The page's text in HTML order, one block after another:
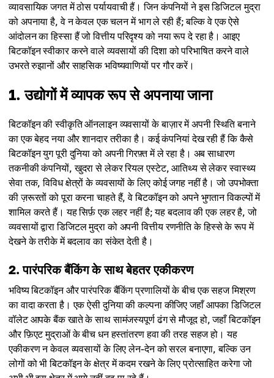
व्यावसायिक जगत में ठोस पर्यायवाची हैं। जिन कंपनियों ने इस डिजिटल मुद्रा
को अपनाया है, वे न केवल एक चलन में भाग ले रही हैं; बल्कि वे एक ऐसे
आंदोलन का हिस्सा हैं जो वित्तीय परिदृश्य को नया रूप दे रहा है। आइए
बिटकॉइन स्वीकार करने वाले व्यवसायों की दिशा को परिभाषित करने वाले
उभरते रुझानों और साहसिक भविष्यवाणियों पर गौर करें।
1. उद्योगों में व्यापक रूप से अपनाया जाना
बिटकॉइन की स्वीकृति ऑनलाइन व्यवसायों के बाज़ार में अपनी स्थिति बनाने
का एक बेहद नया और शानदार तरीका है। कई कंपनियां देख रही हैं कि कैसे
बिटकॉइन युग पूरी दुनिया को अपनी गिरफ़्त में ले रहा है। अब साधारण
तकनीकी कंपनियों, खुदरा से लेकर रियल एस्टेट, आतिथ्य से लेकर स्वास्थ्य
सेवा तक, विविध क्षेत्रों के व्यवसायों के लिए कोई जगह नहीं है। जो उपभोक्ता
की ज़रूरतों को पूरा करना चाहते हैं, वे बिटकॉइन को अपने भुगतान विकल्पों में
शामिल करते हैं। यह सिर्फ़ एक लहर नहीं है; यह बदलाव की एक लहर है, जो
व्यवसायों द्वारा डिजिटल मुद्रा को अपनी वित्तीय रणनीति के हिस्से के रूप में
देखने के तरीके में बदलाव का संकेत देती है।
2. पारंपरिक बैंकिंग के साथ बेहतर एकीकरण
भविष्य बिटकॉइन और पारंपरिक बैंकिंग प्रणालियों के बीच एक सहज मिश्रण
का वादा करता है। एक ऐसी दुनिया की कल्पना कीजिए जहाँ आपका डिजिटल
वॉलेट आपके बैंक खाते के साथ सामंजस्यपूर्ण ढंग से मौजूद हो, जहाँ बिटकॉइन
और फ़िएट मुद्राओं के बीच धन हस्तांतरण हवा की तरह सहज हो। यह
एकीकरण न केवल व्यवसायों के लिए लेन-देन को सरल बनाएगा, बल्कि उन
लोगों को भी बिटकॉइन के क्षेत्र में कदम रखने के लिए प्रोत्साहित करेगा जो